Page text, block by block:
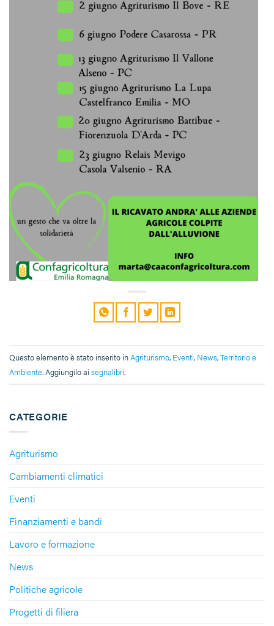
CATEGORIE
Agriturismo
Cambiamenti climatici
Eventi
Finanziamenti e bandi
Lavoro e formazione
News
Politiche agricole
Progetti di filiera
Questo elemento è stato inserito inAgriturismo, Eventi, News,Territorio e
Ambiente. Aggiungilo ai segnalibri.